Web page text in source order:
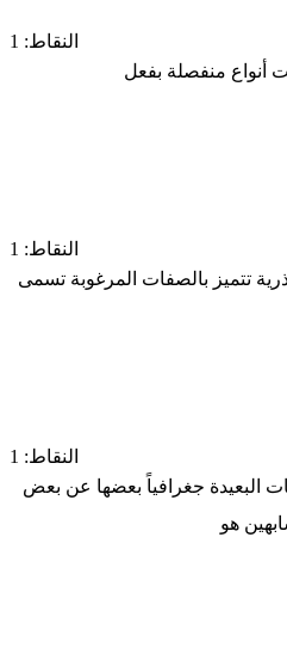
النقاط: 1
منفصلة بفعل
النقاط: 1
تتميز بالصفات المرغوبة تسمى
النقاط: 1
البعيدة جغرافياً بعضها عن بعض
هو